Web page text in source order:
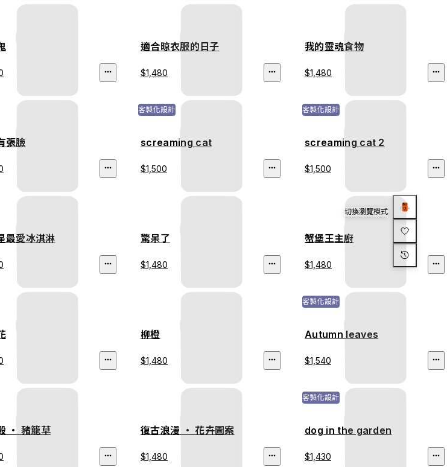
適合晾衣服的日子
$1,480
我的靈魂食物
$1,480
張臉
客製化設計
screaming cat
$1,500
客製化設計
screaming cat 2
$1,500
最愛冰淇淋 驚呆了
$1,480
蟹堡王主廚
$1,480
柳橙
$1,480
客製化設計
Autumn leaves
$1,540
‧ 豬籠草 復古浪漫 ‧ 花卉圖案
$1,480
客製化設計
dog in the garden
$1,430
切換瀏覽模式